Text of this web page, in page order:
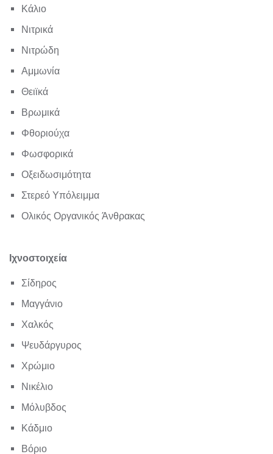
Κάλιο
Νιτρικά
Νιτρώδη
Αμμωνία
Θειϊκά
Βρωμικά
Φθοριούχα
Φωσφορικά
Οξειδωσιμότητα
Στερεό Υπόλειμμα
Ολικός Οργανικός Άνθρακας
Ιχνοστοιχεία
Σίδηρος
Μαγγάνιο
Χαλκός
Ψευδάργυρος
Χρώμιο
Νικέλιο
Μόλυβδος
Κάδμιο
Βόριο